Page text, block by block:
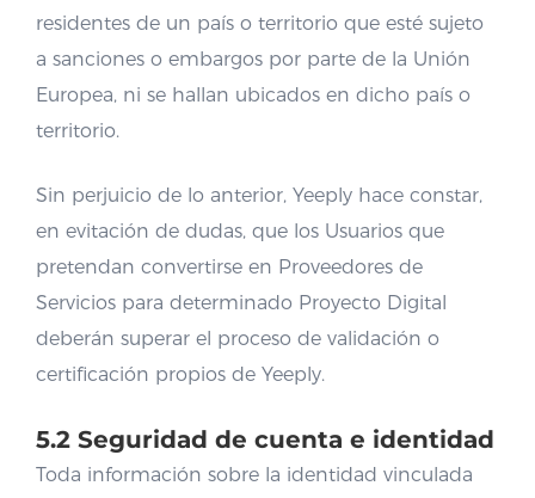
residentes de un país o territorio que esté sujeto
a sanciones o embargos por parte de la Unión
Europea, ni se hallan ubicados en dicho país o
territorio.
Sin perjuicio de lo anterior, Yeeply hace constar,
en evitación de dudas, que los Usuarios que
pretendan convertirse en Proveedores de
Servicios para determinado Proyecto Digital
deberán superar el proceso de validación o
certificación propios de Yeeply.
5.2 Seguridad de cuenta e identidad
Toda información sobre la identidad vinculada